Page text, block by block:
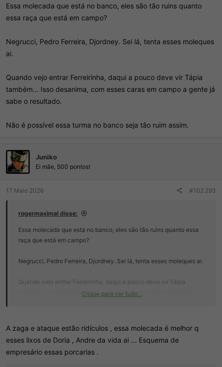
Essa molecada que está no banco, eles são tão ruins quanto
essa raça que está em campo?
Negrucci, Pedro Ferreira, Djordney. Sei lá, tenta esses moleques
ai.
Quando vejo entrar Ferreirinha, daqui a pouco deve vir Tápia
também... Isso desanima, com esses caras em campo a gente já
sabe o resultado.
Não é possível essa turma no banco seja tão ruim assim.
Juniko
Ei mãe, 500 pontos!
17 Maio 2026 #102.293
rogermaximal disse:
Essa molecada que está no banco, eles são tão ruins quanto essa
raça que está em campo?
Negrucci, Pedro Ferreira, Djordney. Sei lá, tenta esses moleques ai.
Quando vejo entrar Ferreirinha, daqui a pouco deve vir Tápia
também... Isso desanima, com esses caras em campo a gente já
Clique para ver tudo...
A zaga e ataque estão ridículos , essa molecada é melhor q
esses lixos de Doria , Andre da vida ai ... Esquema de
empresário essas porcarias .